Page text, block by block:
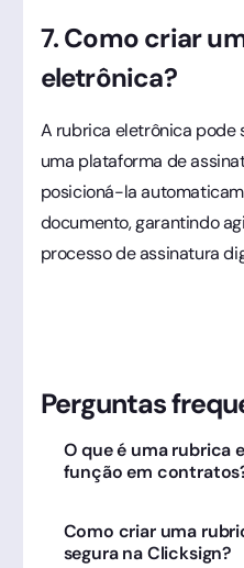
7. Como criar
eletrônica?
A rubrica eletrônica pode
uma plataforma de
posicioná-la
documento, garantindo
processo de assinatura
Perguntas
O que é uma rubrica
função em
ciência em cada
eletrônica é inserida
Como criar uma
segura na Clicksign?